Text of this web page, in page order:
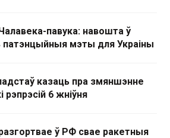
павука: навошта ў
патэнцыйныя мэты для Украіны
казаць пра змяншэнне
рэпрэсій 6 жніўня
ў РФ свае ракетныя